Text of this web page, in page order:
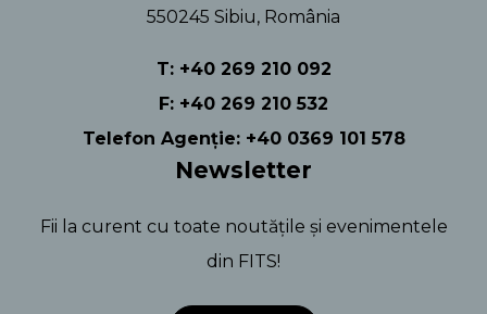
550245 Sibiu, România
T: +40 269 210 092
F: +40 269 210 532
Telefon Agenție: +40 0369 101 578
Newsletter
Fii la curent cu toate noutățile și evenimentele
din FITS!